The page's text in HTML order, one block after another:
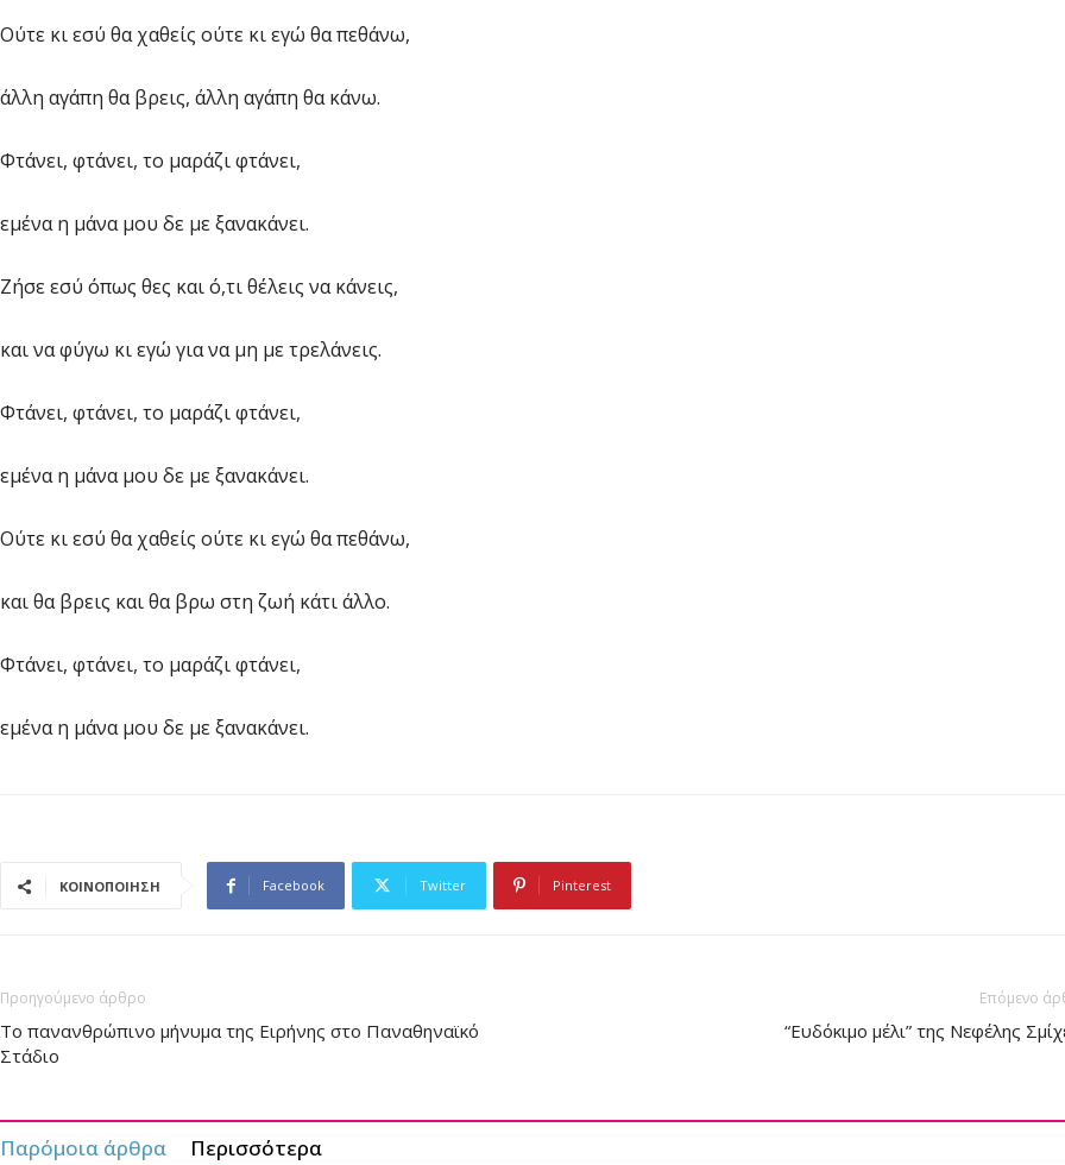
Ούτε κι εσύ θα χαθείς ούτε κι εγώ θα πεθάνω,
άλλη αγάπη θα βρεις, άλλη αγάπη θα κάνω.
Φτάνει, φτάνει, το μαράζι φτάνει,
εμένα η μάνα μου δε με ξανακάνει.
Ζήσε εσύ όπως θες και ό,τι θέλεις να κάνεις,
και να φύγω κι εγώ για να μη με τρελάνεις.
Φτάνει, φτάνει, το μαράζι φτάνει,
εμένα η μάνα μου δε με ξανακάνει.
Ούτε κι εσύ θα χαθείς ούτε κι εγώ θα πεθάνω,
και θα βρεις και θα βρω στη ζωή κάτι άλλο.
Φτάνει, φτάνει, το μαράζι φτάνει,
εμένα η μάνα μου δε με ξανακάνει.
ΚΟΙΝΟΠΟΙΗΣΗ Facebook Twitter Pinterest
Προηγούμενο άρθρο
Το πανανθρώπινο μήνυμα της Ειρήνης στο Παναθηναϊκό
Στάδιο
Επόμενο
“Ευδόκιμο μέλι” της Νεφέλης
Παρόμοια άρθρα Περισσότερα